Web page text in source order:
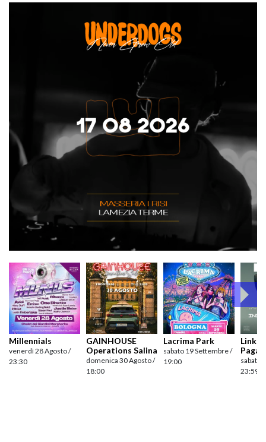
Millennials
venerdì 28 Agosto /
23:30
GAINHOUSE
Operations Salina
domenica 30 Agosto /
18:00
Lacrima Park
sabato 19 Settembre /
19:00
Link
sabato
23:59